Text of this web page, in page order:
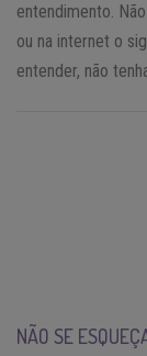
entendimento.
ou na internet o
entender, não
NÃO SE